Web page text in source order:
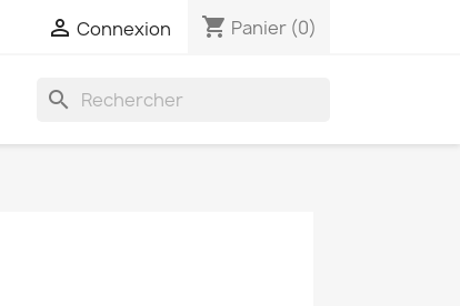
 Connexion shopping_cart Panier (0)
search